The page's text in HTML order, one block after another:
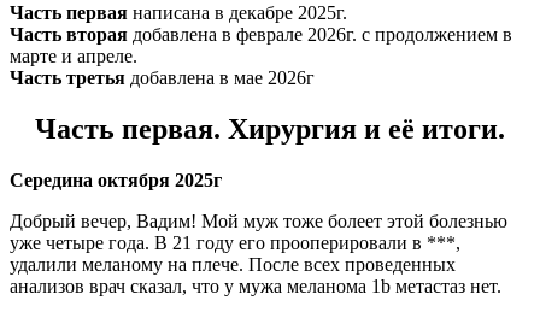
Часть первая написана в декабре 2025г.
Часть вторая добавлена в феврале 2026г. с продолжением в
марте и апреле.
Часть третья добавлена в мае 2026г
Часть первая. Хирургия и её итоги.
Середина октября 2025г
Добрый вечер, Вадим! Мой муж тоже болеет этой болезнью
уже четыре года. В 21 году его прооперировали в ***,
удалили меланому на плече. После всех проведенных
анализов врач сказал, что у мужа меланома 1b метастаз нет.